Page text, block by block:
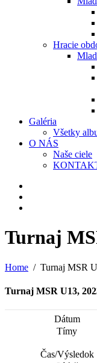
Hracie
Galéria
Všetky
O NÁS
Naše ciele
Turnaj
Home Turnaj MSR
Turnaj MSR U13,